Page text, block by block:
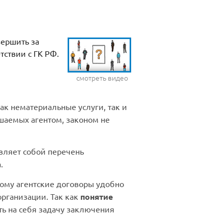
смотреть видео
за
с ГК РФ.
нематериальные услуги, так и
агентом, законом не
собой перечень
агентские договоры удобно
Так как понятие
на себя задачу заключения